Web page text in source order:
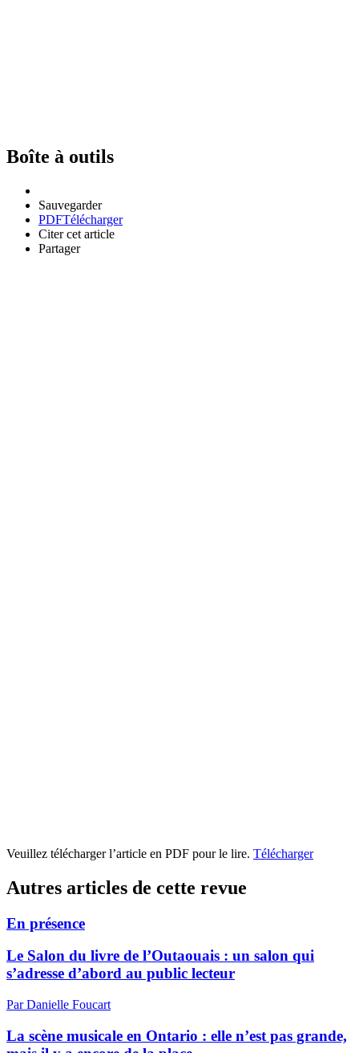
Boîte à outils
Sauvegarder
PDFTélécharger
Citer cet article
Partager
Veuillez télécharger l’article en PDF pour le lire. Télécharger
Autres articles de cette revue
En présence
Le Salon du livre de l’Outaouais : un salon qui
s’adresse d’abord au public lecteur
Par Danielle Foucart
La scène musicale en Ontario : elle n’est pas grande,